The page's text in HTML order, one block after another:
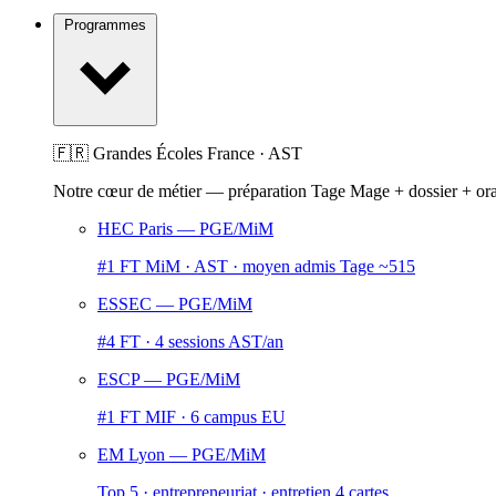
🇫🇷 Grandes Écoles France · AST
Notre cœur de métier — préparation Tage Mage + dossier +
HEC Paris — PGE/MiM
#1 FT MiM · AST · moyen admis Tage ~515
ESSEC — PGE/MiM
#4 FT · 4 sessions AST/an
ESCP— PGE/MiM
#1 FT MIF · 6 campus EU
EM Lyon — PGE/MiM
Top 5 · entrepreneuriat · entretien 4 cartes